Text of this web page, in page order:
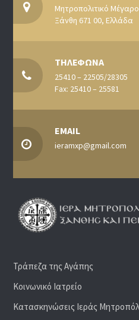
Μητροπολιτικό
Ξάνθη 671 00, Ελλάδα
ΤΗΛΕΦΩΝΑ
25410 – 22505/28305
Fax: 25410 – 25581
EMAIL
ieramxp@gmail.com
Τράπεζα της Αγάπης
Κοινωνικό Ιατρείο
Κατασκηνώσεις Ιεράς